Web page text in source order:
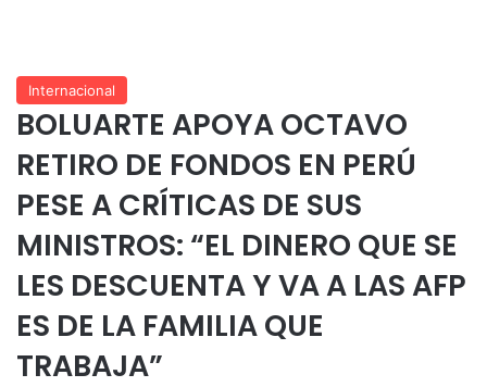
Internacional
BOLUARTE APOYA OCTAVO
RETIRO DE FONDOS EN PERÚ
PESE A CRÍTICAS DE SUS
MINISTROS: “EL DINERO QUE SE
LES DESCUENTA Y VA A LAS AFP
ES DE LA FAMILIA QUE
TRABAJA”